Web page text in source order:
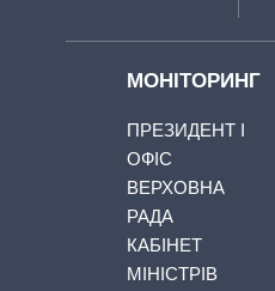
МОНІТОРИНГ
ПРЕЗИДЕНТ І
ОФІС
ВЕРХОВНА
РАДА
КАБІНЕТ
МІНІСТРІВ